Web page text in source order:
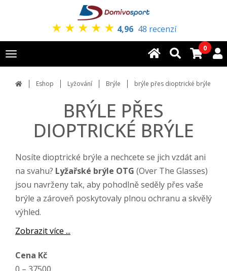
★ ★ ★ ★ ★ 4,96 48 recenzí
Toggle
navigation
0
Eshop Lyžování Brýle brýle přes dioptrické brýle
BRÝLE PŘES
DIOPTRICKÉ BRÝLE
Nosíte dioptrické brýle a nechcete se jich vzdát ani
na svahu? Lyžařské brýle OTG (Over The Glasses)
jsou navrženy tak, aby pohodlně seděly přes vaše
brýle a zároveň poskytovaly plnou ochranu a skvělý
výhled.
Zobrazit více ...
Cena Kč